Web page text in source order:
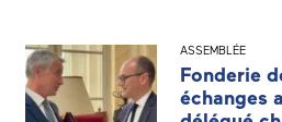
ASSEMBLÉE
Fonderie
échanges